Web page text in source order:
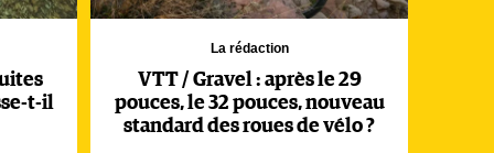
t-il
La rédaction
VTT / Gravel : après le 29
pouces, le 32 pouces, nouveau
standard des roues de vélo ?